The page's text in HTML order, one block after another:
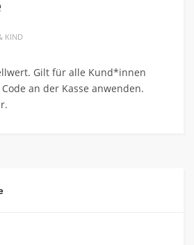
KIND
Gilt für alle Kund*innen
an der Kasse anwenden.